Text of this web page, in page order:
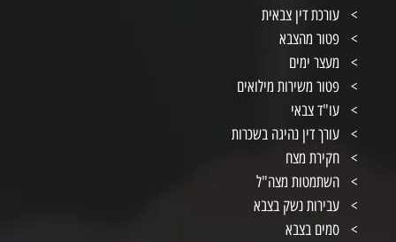
עורכת דין צבאית
פטור מהצבא
מעצר ימים
פטור משירות מילואים
עו"ד צבאי
עורך דין נהיגה בשכרות
חקירת מצח
השתמטות מצה"ל
עבירות נשק בצבא
סמים בצבא